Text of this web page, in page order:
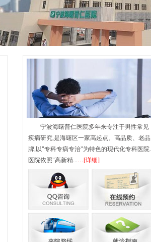
宁波海曙普仁医院多年来专注于男性常见
疾病研究,是海曙区一家高起点、高品质、老品
牌,以"专科专病专治"为特色的现代化专科医院.
医院依照"高新精...…[详细]